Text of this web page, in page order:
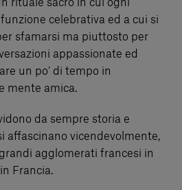
rituale sacro in cui ogni
celebrativa ed a cui si
sfamarsi ma piuttosto per
appassionate ed
un po’ di tempo in
mente amica.
da sempre storia e
affascinano vicendevolmente,
agglomerati francesi in
Francia.